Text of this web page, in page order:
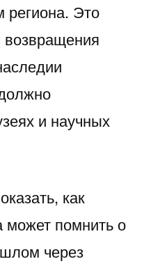
региона. Это
и научных
как
может помнить о
через